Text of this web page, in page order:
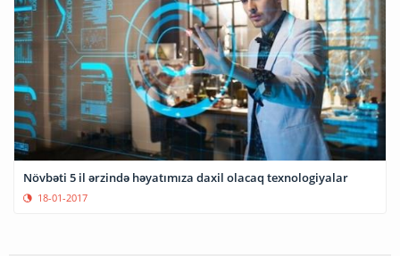
Növbəti 5 il ərzində həyatımıza daxil olacaq texnologiyalar
18-01-2017